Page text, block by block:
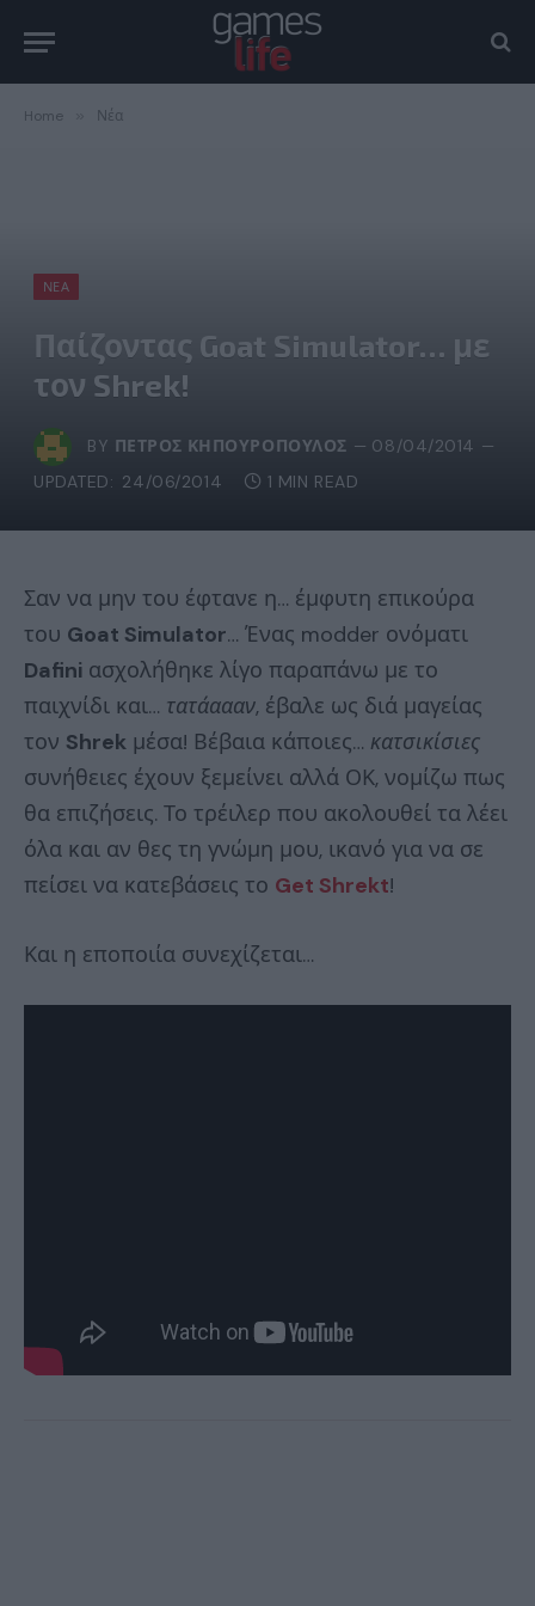
Home Νέα
ΝΈΑ
Παίζοντας Goat Simulator… με
τον Shrek!
BY ΠΈΤΡΟΣ ΚΗΠΟΥΡΌΠΟΥΛΟΣ
08/04/2014
UPDATED: 24/06/2014 1 MIN READ
Σαν να μην του έφτανε η… έμφυτη επικούρα
του Goat Simulator… Ένας modder ονόματι
Dafini ασχολήθηκε λίγο παραπάνω με το
παιχνίδι και… τατάαααν, έβαλε ως διά μαγείας
τον Shrek μέσα! Βέβαια κάποιες… κατσικίσιες
συνήθειες έχουν ξεμείνει αλλά ΟΚ, νομίζω πως
θα επιζήσεις. Το τρέιλερ που ακολουθεί τα λέει
όλα και αν θες τη γνώμη μου, ικανό για να σε
πείσει να κατεβάσεις το Get Shrekt!
Και η εποποιία συνεχίζεται…